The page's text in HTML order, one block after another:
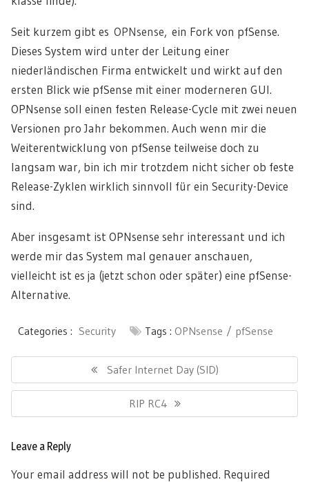
Seit kurzem gibt es OPNsense, ein Fork von pfSense.
Dieses System wird unter der Leitung einer
niederländischen Firma entwickelt und wirkt auf den
ersten Blick wie pfSense mit einer moderneren GUI.
OPNsense soll einen festen Release-Cycle mit zwei neuen
Versionen pro Jahr bekommen. Auch wenn mir die
Weiterentwicklung von pfSense teilweise doch zu
langsam war, bin ich mir trotzdem nicht sicher ob feste
Release-Zyklen wirklich sinnvoll für ein Security-Device
sind.
Aber insgesamt ist OPNsense sehr interessant und ich
werde mir das System mal genauer anschauen,
vielleicht ist es ja (jetzt schon oder später) eine pfSense-
Alternative.
Categories : Security Tags : OPNsense pfSense
Previous
Post:
Safer Internet Day (SID)
Next
Post:
RIP RC4
Leave a Reply
Your email address will not be published. Required